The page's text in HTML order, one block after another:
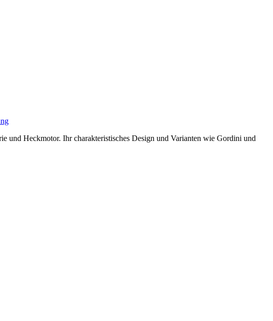
und Heckmotor. Ihr charakteristisches Design und Varianten wie Gordini und